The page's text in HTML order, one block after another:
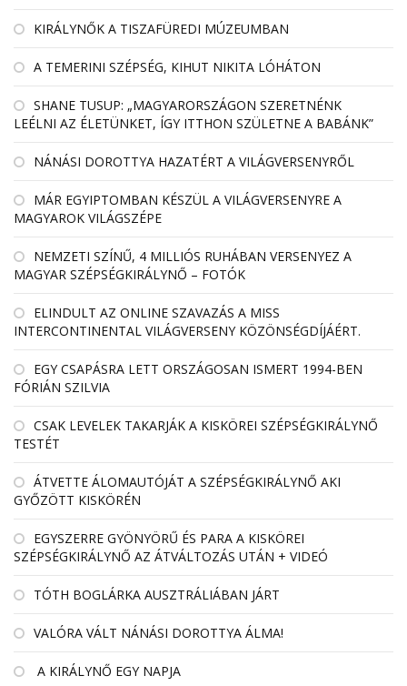
KIRÁLYNŐK A TISZAFÜREDI MÚZEUMBAN
A TEMERINI SZÉPSÉG, KIHUT NIKITA LÓHÁTON
SHANE TUSUP: „MAGYARORSZÁGON SZERETNÉNK
LEÉLNI AZ ÉLETÜNKET, ÍGY ITTHON SZÜLETNE A BABÁNK”
NÁNÁSI DOROTTYA HAZATÉRT A VILÁGVERSENYRŐL
MÁR EGYIPTOMBAN KÉSZÜL A VILÁGVERSENYRE A
MAGYAROK VILÁGSZÉPE
NEMZETI SZÍNŰ, 4 MILLIÓS RUHÁBAN VERSENYEZ A
MAGYAR SZÉPSÉGKIRÁLYNŐ – FOTÓK
ELINDULT AZ ONLINE SZAVAZÁS A MISS
INTERCONTINENTAL VILÁGVERSENY KÖZÖNSÉGDÍJÁÉRT.
EGY CSAPÁSRA LETT ORSZÁGOSAN ISMERT 1994-BEN
FÓRIÁN SZILVIA
CSAK LEVELEK TAKARJÁK A KISKÖREI SZÉPSÉGKIRÁLYNŐ
TESTÉT
ÁTVETTE ÁLOMAUTÓJÁT A SZÉPSÉGKIRÁLYNŐ AKI
GYŐZÖTT KISKÖRÉN
EGYSZERRE GYÖNYÖRŰ ÉS PARA A KISKÖREI
SZÉPSÉGKIRÁLYNŐ AZ ÁTVÁLTOZÁS UTÁN + VIDEÓ
TÓTH BOGLÁRKA AUSZTRÁLIÁBAN JÁRT
VALÓRA VÁLT NÁNÁSI DOROTTYA ÁLMA!
A KIRÁLYNŐ EGY NAPJA